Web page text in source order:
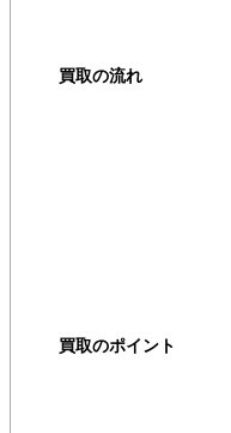
買取の流れ
買取のポイント